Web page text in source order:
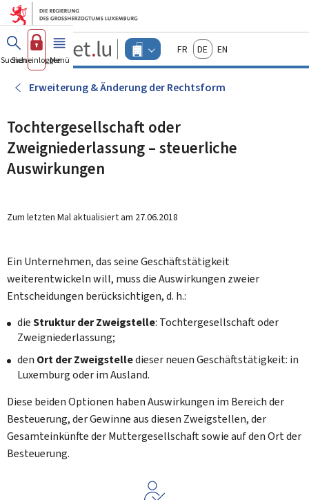
Zum Hauptmenü
Zum Inhalt
Guichet.lu
Changer
d'espace
Menu
actif
FrançaisDeutschEnglish
Suchen
Sich einloggen
Menü Haupt-
Erweiterung & Änderung der Rechtsform
Tochtergesellschaft oder
Zweigniederlassung – steuerliche
Auswirkungen
Zum letzten Mal aktualisiert am 27.06.2018
Ein Unternehmen, das seine Geschäftstätigkeit
weiterentwickeln will, muss die Auswirkungen zweier
Entscheidungen berücksichtigen, d. h.:
dieStruktur der Zweigstelle: Tochtergesellschaft oder
Zweigniederlassung;
den Ort der Zweigstelledieser neuen Geschäftstätigkeit: in
Luxemburg oder im Ausland.
Diese beiden Optionen haben Auswirkungen im Bereich der
Besteuerung, der Gewinne aus diesen Zweigstellen, der
Gesamteinkünfte der Muttergesellschaft sowie auf den Ort der
Besteuerung.